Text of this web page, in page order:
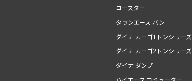
コースター
タウンエース バン
ダイナ カーゴ1トンシリーズ
ダイナ カーゴ2トンシリーズ
ダイナ ダンプ
ハイエース コミューター